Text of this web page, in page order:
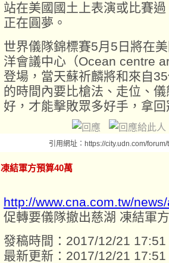
站在美國國土上表演或比賽
正在圓夢。
世界儀隊錦標賽5月5日將在
洋會議中心（Ocean centre
登場，當天蘇祈麟將和來自
的時間內要比槍法、走位、
好，才能擊敗眾多好手，拿
引用網址：https://city.udn.com/
結軍方預算40萬
http://www.cna.com.tw/
促轉要儀隊撤出慈湖 凍結軍
發稿時間：2017/12/21 17:51
最新更新：2017/12/21 17:51